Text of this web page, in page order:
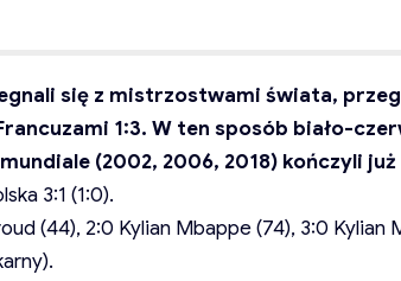
się z mistrzostwami świata,
1:3. W ten sposób biało-
(2002, 2006, 2018) kończyli
3:1 (1:0).
(44), 2:0 Kylian Mbappe (74), 3:0 Kylian